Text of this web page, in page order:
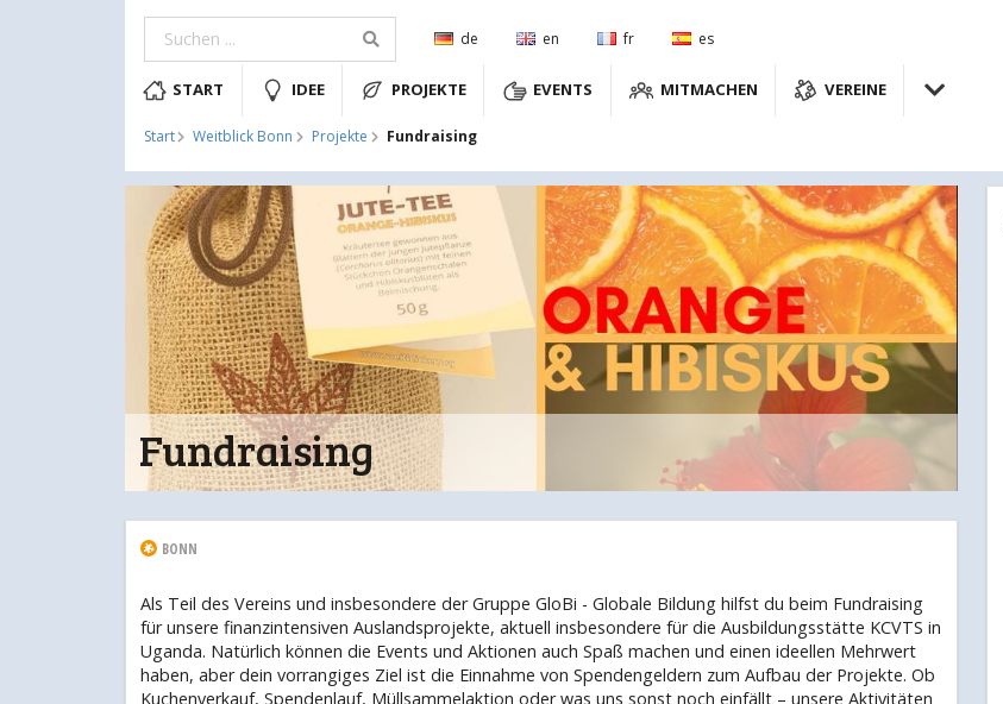
de en fr es
START IDEE PROJEKTE EVENTS MITMACHEN VEREINE
Start Weitblick Bonn Projekte Fundraising
Fundraising
BONN
Als Teil des Vereins und insbesondere der Gruppe GloBi - Globale Bildung hilfst du beim Fundraising
für unsere finanzintensiven Auslandsprojekte, aktuell insbesondere für die Ausbildungsstätte KCVTS in
Uganda. Natürlich können die Events und Aktionen auch Spaß machen und einen ideellen Mehrwert
haben, aber dein vorrangiges Ziel ist die Einnahme von Spendengeldern zum Aufbau der Projekte. Ob
Kuchenverkauf, Spendenlauf, Müllsammelaktion oder was uns sonst noch einfällt – unsere Aktivitäten